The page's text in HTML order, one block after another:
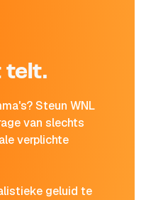
telt.
Steun WNL
van slechts
verplichte
geluid te